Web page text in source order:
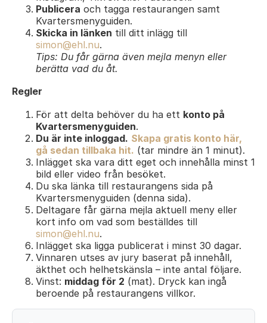
Publicera och tagga restaurangen samt
Kvartersmenyguiden.
Skicka in länken till ditt inlägg till
simon@ehl.nu.
Tips: Du får gärna även mejla menyn eller
berätta vad du åt.
Regler
För att delta behöver du ha ett konto på
Kvartersmenyguiden.
Du är inte inloggad. Skapa gratis konto här,
gå sedan tillbaka hit. (tar mindre än 1 minut).
Inlägget ska vara ditt eget och innehålla minst 1
bild eller video från besöket.
Du ska länka till restaurangens sida på
Kvartersmenyguiden (denna sida).
Deltagare får gärna mejla aktuell meny eller
kort info om vad som beställdes till
simon@ehl.nu.
Inlägget ska ligga publicerat i minst 30 dagar.
Vinnaren utses av jury baserat på innehåll,
äkthet och helhetskänsla – inte antal följare.
Vinst: middag för 2 (mat). Dryck kan ingå
beroende på restaurangens villkor.